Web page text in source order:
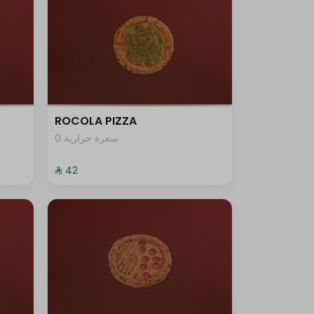
ROCOLA PIZZA
0 سعرة حرارية
⁨⁦‪‬ 42⁩